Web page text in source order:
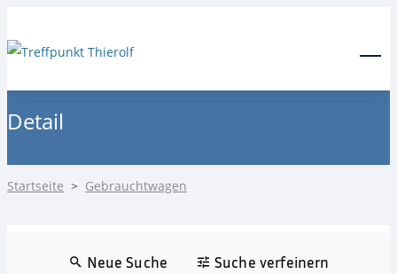
Detail
Startseite > Gebrauchtwagen
Neue Suche Suche verfeinern